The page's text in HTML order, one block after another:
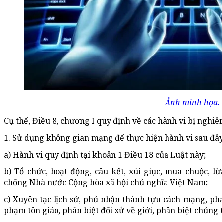
Ảnh minh họa.
Cụ thể, Điều 8, chương I quy định về các hành vi bị
1. Sử dụng không gian mạng để thực hiện hành vi sau
a) Hành vi quy định tại khoản 1 Điều 18 của Luật này;
b) Tổ chức, hoạt động, câu kết, xúi giục, mua chuộc,
chống Nhà nước Cộng hòa xã hội chủ nghĩa Việt Nam;
c) Xuyên tạc lịch sử, phủ nhận thành tựu cách mạng,
phạm tôn giáo, phân biệt đối xử về giới, phân biệt chủng